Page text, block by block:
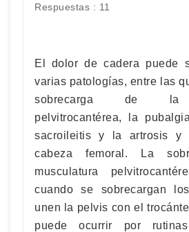
Respuestas : 11
El dolor de cadera puede
varias patologías, entre las
sobrecarga de la
pelvitrocantérea, la
sacroileitis y la artrosis y
cabeza femoral. La
musculatura
cuando se sobrecargan
unen la pelvis con el
puede ocurrir por